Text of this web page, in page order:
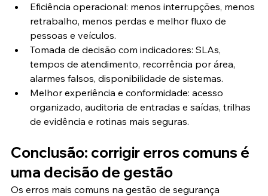
Eficiência operacional: menos interrupções, menos
retrabalho, menos perdas e melhor fluxo de
pessoas e veículos.
Tomada de decisão com indicadores: SLAs,
tempos de atendimento, recorrência por área,
alarmes falsos, disponibilidade de sistemas.
Melhor experiência e conformidade: acesso
organizado, auditoria de entradas e saídas, trilhas
de evidência e rotinas mais seguras.
Conclusão: corrigir erros comuns é
uma decisão de gestão
Os erros mais comuns na gestão de segurança